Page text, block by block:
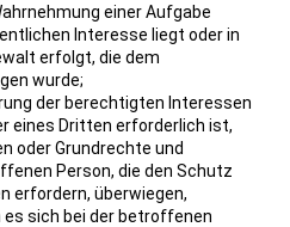
einer Aufgabe
Interesse liegt oder in
erfolgt, die dem
wurde;
der berechtigten Interessen
eines Dritten erforderlich ist,
oder Grundrechte und
Person, die den Schutz
erfordern, überwiegen,
es sich bei der betroffenen